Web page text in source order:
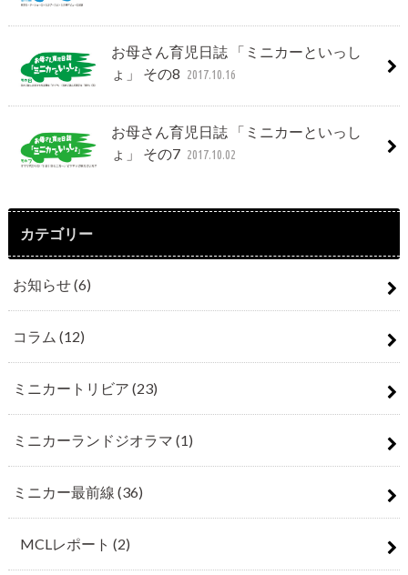
お母さん育児日誌 「ミニカーといっし
ょ」 その8 2017.10.16
お母さん育児日誌 「ミニカーといっし
ょ」 その7 2017.10.02
カテゴリー
お知らせ(6)
コラム (12)
ミニカートリビア (23)
ミニカーランドジオラマ (1)
ミニカー最前線 (36)
MCLレポート (2)